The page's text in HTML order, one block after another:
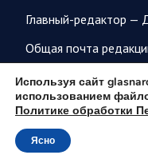
В Ярославле после
Московскому
транспорта. Судя по
06.08.2026 07:46
Обстановка в Курском
2026 года
Главный-редактор —
Общая почта
ПОДПИСКА
Используя сайт
использованием
Политике обработки
Ясно